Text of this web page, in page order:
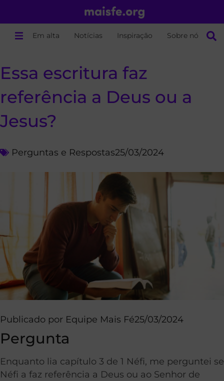
Em alta Notícias Inspiração Sobre nós
Essa escritura faz
referência a Deus ou a
Jesus?
Perguntas e Respostas25/03/2024
Publicado por Equipe Mais Fé25/03/2024
Pergunta
Enquanto lia capítulo 3 de 1 Néfi, me perguntei se
Néfi a faz referência a Deus ou ao Senhor de